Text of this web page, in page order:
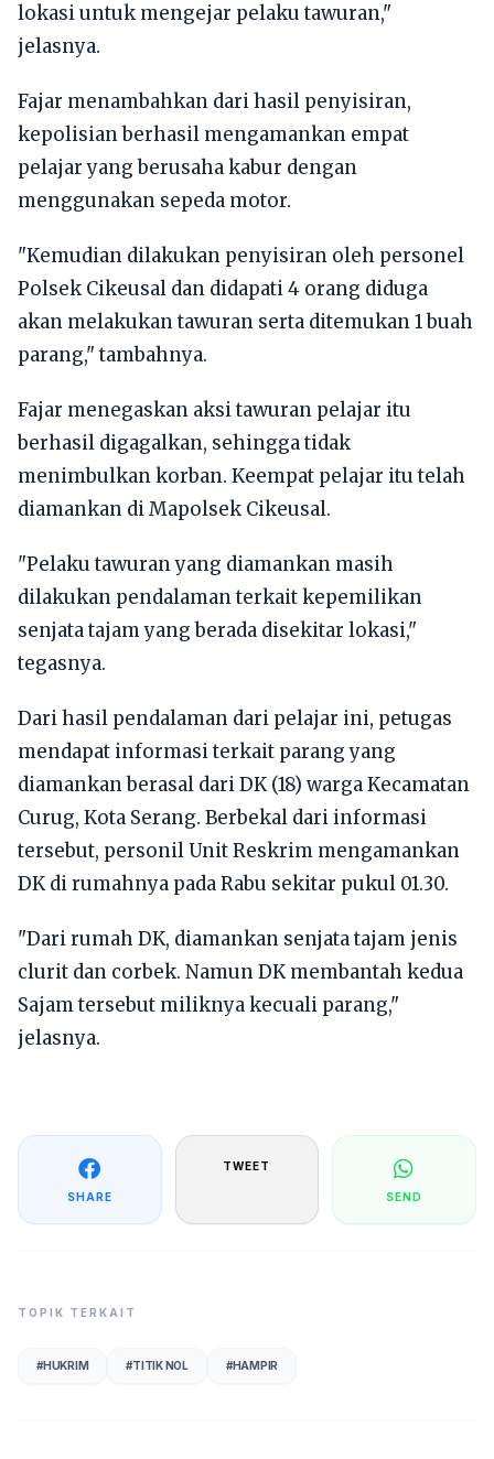
lokasi untuk mengejar pelaku tawuran,"
jelasnya.
Fajar menambahkan dari hasil penyisiran,
kepolisian berhasil mengamankan empat
pelajar yang berusaha kabur dengan
menggunakan sepeda motor.
"Kemudian dilakukan penyisiran oleh personel
Polsek Cikeusal dan didapati 4 orang diduga
akan melakukan tawuran serta ditemukan 1 buah
parang," tambahnya.
Fajar menegaskan aksi tawuran pelajar itu
berhasil digagalkan, sehingga tidak
menimbulkan korban. Keempat pelajar itu telah
diamankan di Mapolsek Cikeusal.
"Pelaku tawuran yang diamankan masih
dilakukan pendalaman terkait kepemilikan
senjata tajam yang berada disekitar lokasi,"
tegasnya.
Dari hasil pendalaman dari pelajar ini, petugas
mendapat informasi terkait parang yang
diamankan berasal dari DK (18) warga Kecamatan
Curug, Kota Serang. Berbekal dari informasi
tersebut, personil Unit Reskrim mengamankan
DK di rumahnya pada Rabu sekitar pukul 01.30.
"Dari rumah DK, diamankan senjata tajam jenis
clurit dan corbek. Namun DK membantah kedua
Sajam tersebut miliknya kecuali parang,"
jelasnya.
SHARE
TWEET
SEND
TOPIK TERKAIT
#HUKRIM #TITIK NOL #HAMPIR